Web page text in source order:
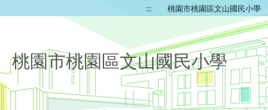
::: 桃園市桃園區文山國民小學
桃園市桃園區文山國民小學